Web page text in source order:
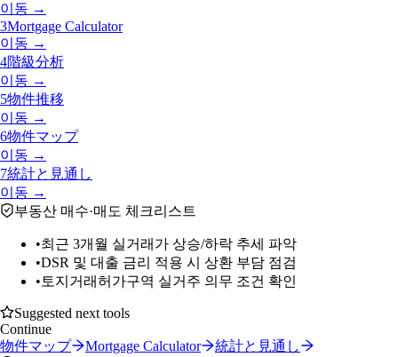
이동 →
3Mortgage Calculator
이동 →
4階級分析
이동 →
5物件推移
이동 →
6物件マップ
이동 →
7統計と見通し
이동 →
부동산 매수·매도 체크리스트
•최근 3개월 실거래가 상승/하락 추세 파악
•DSR 및 대출 금리 적용 시 상환 부담 점검
• 토지거래허가구역 실거주 의무 조건 확인
Suggested next tools
Continue
物件マップ
Mortgage Calculator
統計と見通し